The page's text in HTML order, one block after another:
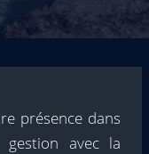
présence dans
avec la